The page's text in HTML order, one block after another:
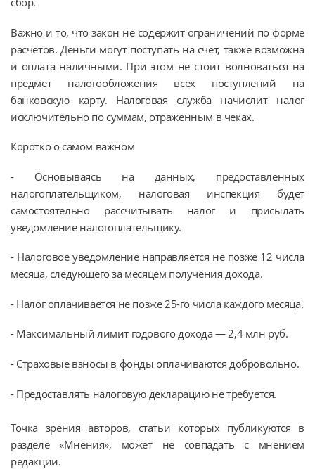
Важно и то, что закон не содержит ограничений по форме
расчетов. Деньги могут поступать на счет, также возможна
и оплата наличными. При этом не стоит волноваться на
предмет налогообложения всех поступлений на
банковскую карту. Налоговая служба начислит налог
исключительно по суммам, отраженным в чеках.
Коротко о самом важном
- Основываясь на данных, предоставленных
налогоплательщиком, налоговая инспекция будет
самостоятельно рассчитывать налог и присылать
уведомление налогоплательщику.
- Налоговое уведомление направляется не позже 12 числа
месяца, следующего за месяцем получения дохода.
- Налог оплачивается не позже 25-го числа каждого месяца.
- Максимальный лимит годового дохода — 2,4 млн руб.
- Страховые взносы в фонды оплачиваются добровольно.
- Предоставлять налоговую декларацию не требуется.
Точка зрения авторов, статьи которых публикуются в
разделе «Мнения», может не совпадать с мнением
редакции.